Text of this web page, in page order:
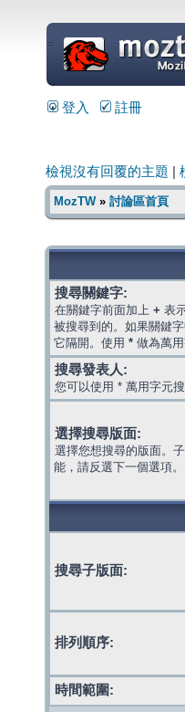
=
登入 註冊
檢視沒有回覆的主題
MozTW» 討論區首頁
搜尋關鍵字:
在關鍵字前面加上 + 表
被搜尋到的。如果關鍵
它隔開。使用 * 做為萬用
搜尋發表人:
您可以使用 * 萬用字元搜
選擇搜尋版面:
選擇您想搜尋的版面。
能，請反選下一個選項。
搜尋子版面:
排列順序:
時間範圍: